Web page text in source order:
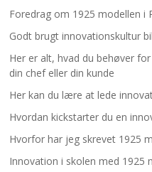
Foredrag om 1925 modellen i
Godt brugt innovationskultur
Her er alt, hvad du behøver
din chef eller din kunde
Her kan du lære at lede
Hvordan kickstarter du en
Hvorfor har jeg skrevet 1925
Innovation i skolen med 1925